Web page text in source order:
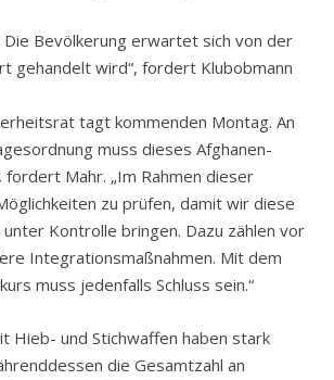
Die Bevölkerung erwartet sich von der
gehandelt wird“, fordert Klubobmann
tagt kommenden Montag. An
muss dieses Afghanen-
fordert Mahr. „Im Rahmen dieser
zu prüfen, damit wir diese
Kontrolle bringen. Dazu zählen vor
Integrationsmaßnahmen. Mit dem
muss jedenfalls Schluss sein.“
Hieb- und Stichwaffen haben stark
die Gesamtzahl an